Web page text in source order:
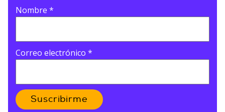
Nombre *
Correo electrónico *
Suscribirme